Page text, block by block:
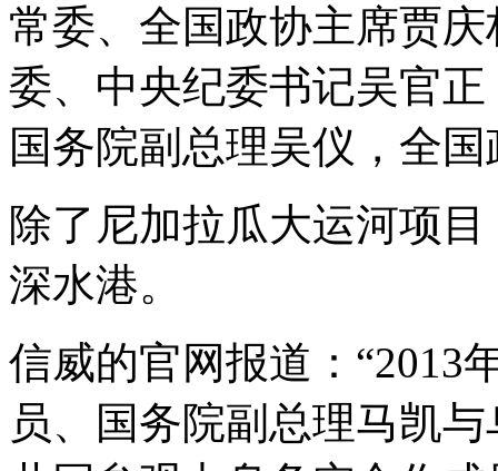
常委、全国政协主席贾
委、中央纪委书记吴官
国务院副总理吴仪，全
除了尼加拉瓜大运河项
深水港。
信威的官网报道：“2013
员、国务院副总理马凯